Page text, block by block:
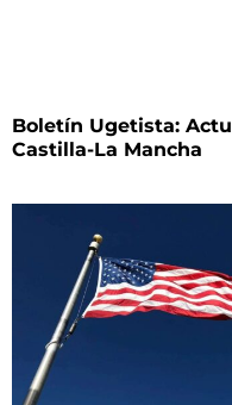
Boletín Ugetista:
Castilla-La Mancha